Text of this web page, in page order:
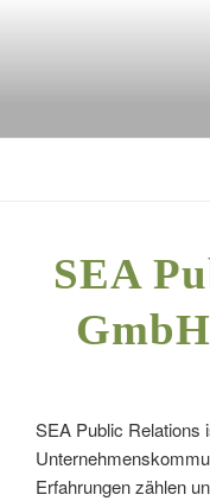
SEA
SEA Public Relations
Erfahrungen zählen